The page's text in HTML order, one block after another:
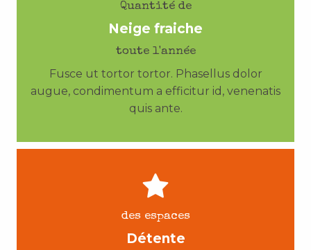
Quantité de
Neige fraiche
toute l'année
Fusce ut tortor tortor. Phasellus dolor
augue, condimentum a efficitur id, venenatis
quis ante.
des espaces
Détente